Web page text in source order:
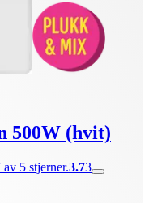
500W (hvit)
5 stjerner.3.73